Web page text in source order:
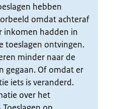
hebben
omdat achteraf
inkomen hadden in
toeslagen ontvingen.
minder naar de
gegaan. Of omdat er
iets is veranderd.
over het